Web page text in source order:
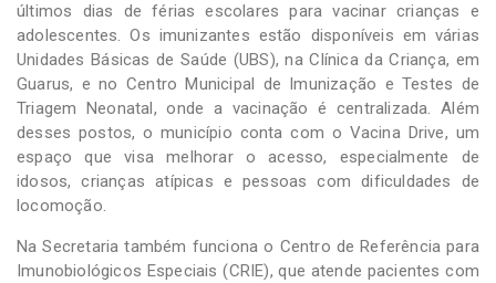
últimos dias de férias escolares para vacinar crianças e
adolescentes. Os imunizantes estão disponíveis em várias
Unidades Básicas de Saúde (UBS), na Clínica da Criança, em
Guarus, e no Centro Municipal de Imunização e Testes de
Triagem Neonatal, onde a vacinação é centralizada. Além
desses postos, o município conta com o Vacina Drive, um
espaço que visa melhorar o acesso, especialmente de
idosos, crianças atípicas e pessoas com dificuldades de
locomoção.
Na Secretaria também funciona o Centro de Referência para
Imunobiológicos Especiais (CRIE), que atende pacientes com